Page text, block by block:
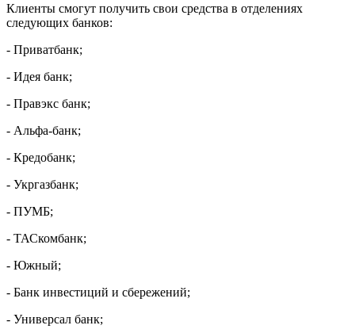
Клиенты смогут получить свои средства в отделениях
следующих банков:
- Приватбанк;
- Идея банк;
- Правэкс банк;
- Альфа-банк;
- Кредобанк;
- Укргазбанк;
- ПУМБ;
- ТАСкомбанк;
- Южный;
- Банк инвестиций и сбережений;
- Универсал банк;